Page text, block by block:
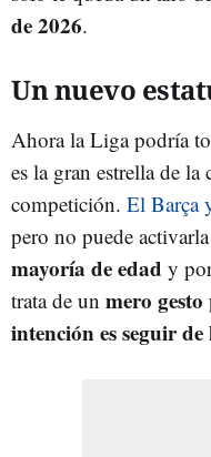
de 2026.
Un nuevo
Ahora la Liga podría
es la gran estrella de
competición. El Barça
pero no puede
mayoría de edad y
trata de un mero
intención es seguir